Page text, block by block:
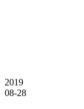
2019
08-28